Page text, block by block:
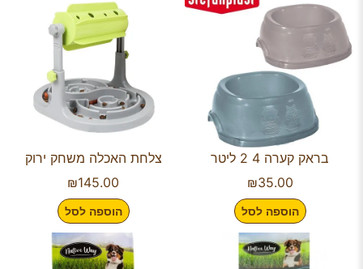
בראק קערה 4 2 ליטר
₪35.00
הוספה לסל
צלחת האכלה משחק ירוק
₪145.00
הוספה לסל